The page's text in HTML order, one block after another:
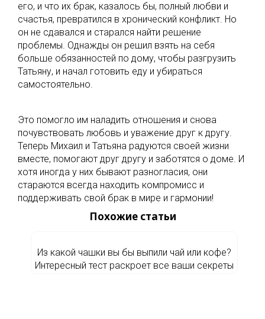
его, и что их брак, казалось бы, полный любви и
счастья, превратился в хронический конфликт. Но
он не сдавался и старался найти решение
проблемы. Однажды он решил взять на себя
больше обязанностей по дому, чтобы разгрузить
Татьяну, и начал готовить еду и убираться
самостоятельно.
Это помогло им наладить отношения и снова
почувствовать любовь и уважение друг к другу.
Теперь Михаил и Татьяна радуются своей жизни
вместе, помогают друг другу и заботятся о доме. И
хотя иногда у них бывают разногласия, они
стараются всегда находить компромисс и
поддерживать свой брак в мире и гармонии!
Похожие статьи
Из какой чашки вы бы выпили чай или кофе?
Интересный тест раскроет все ваши секреты